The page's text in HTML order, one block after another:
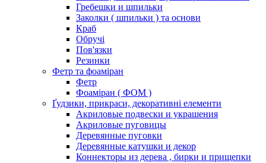
Гребешки и шпильки
Заколки ( шпильки ) та основи
Краб
Обручі
Пов'язки
Резинки
Фетр та фоаміран
Фетр
Фоаміран ( ФОМ )
Ґудзики, прикраси, декоративні елементи
Акриловые подвески и украшения
Акриловые пуговицы
Деревянные пуговки
Деревянные катушки и декор
Коннекторы из дерева , бирки и прищепки